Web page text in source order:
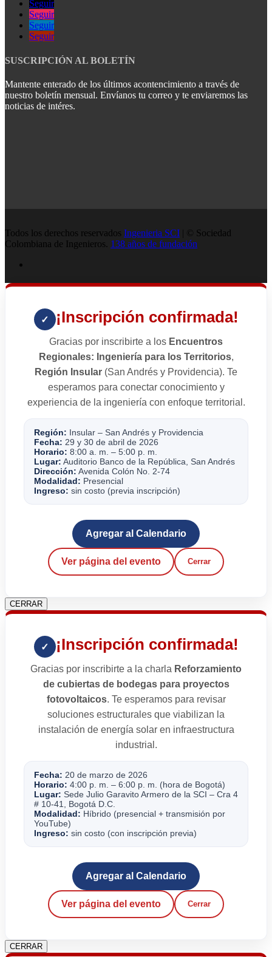
Seguir
Seguir
Seguir
Seguir
SUSCRIPCIÓN AL BOLETÍN
Mantente enterado de los últimos acontencimiento a través de
nuestro boletín mensual. Envíanos tu correo y te enviaremos las
noticias de intéres.
Todos los derechos reservados Ingenieria SCI | © Sociedad
Colombiana de Ingenieros. 138 años de fundación
✓ ¡Inscripción confirmada!
Gracias por inscribirte a los Encuentros
Regionales: Ingeniería para los Territorios,
Región Insular (San Andrés y Providencia). Te
esperamos para conectar conocimiento y
experiencia de la ingeniería con enfoque territorial.
Región: Insular – San Andrés y Providencia
Fecha: 29 y 30 de abril de 2026
Horario: 8:00 a. m. – 5:00 p. m.
Lugar: Auditorio Banco de la República, San Andrés
Dirección: Avenida Colón No. 2-74
Modalidad: Presencial
Ingreso: sin costo (previa inscripción)
Agregar al Calendario
Ver página del evento Cerrar
CERRAR
✓ ¡Inscripción confirmada!
Gracias por inscribirte a la charla Reforzamiento
de cubiertas de bodegas para proyectos
fotovoltaicos. Te esperamos para revisar
soluciones estructurales que viabilizan la
instalación de energía solar en infraestructura
industrial.
Fecha: 20 de marzo de 2026
Horario: 4:00 p. m. – 6:00 p. m. (hora de Bogotá)
Lugar: Sede Julio Garavito Armero de la SCI – Cra 4
# 10-41, Bogotá D.C.
Modalidad: Híbrido (presencial + transmisión por
YouTube)
Ingreso: sin costo (con inscripción previa)
Agregar al Calendario
Ver página del evento Cerrar
CERRAR